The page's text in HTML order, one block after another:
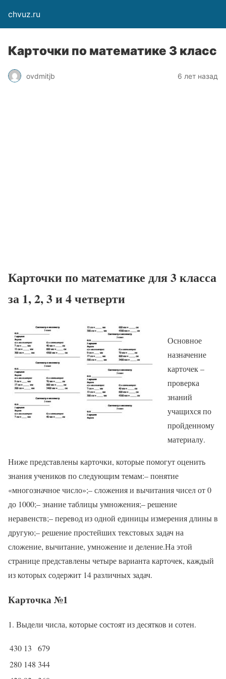
chvuz.ru
Карточки по математике 3 класс
ovdmitjb 6 лет назад
Карточки по математике для 3 класса
за 1, 2, 3 и 4 четверти
Основное
назначение
карточек –
проверка
знаний
учащихся по
пройденному
материалу.
Ниже представлены карточки, которые помогут оценить
знания учеников по следующим темам:– понятие
«многозначное число»;– сложения и вычитания чисел от 0
до 1000;– знание таблицы умножения;– решение
неравенств;– перевод из одной единицы измерения длины в
другую;– решение простейших текстовых задач на
сложение, вычитание, умножение и деление.На этой
странице представлены четыре варианта карточек, каждый
из которых содержит 14 различных задач.
Карточка №1
1. Выдели числа, которые состоят из десятков и сотен.
430 13
679
280 148 344